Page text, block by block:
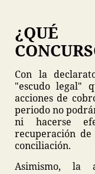
Con la
"escudo legal"
acciones de
periodo no
ni hacerse
recuperación
conciliación.
Asimismo, la